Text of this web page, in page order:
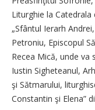
Liturghie la Catedrala
„Sfântul Ierarh
Petroniu, Episcopul
Recea Mică, unde va
Iustin Sigheteanul,
şi Sătmarului,
Constantin şi Elena”